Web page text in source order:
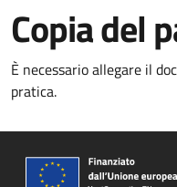
Copia del
È necessario allegare il
pratica.